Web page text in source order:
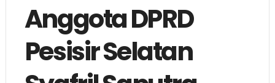
Anggota DPRD
Pesisir Selatan